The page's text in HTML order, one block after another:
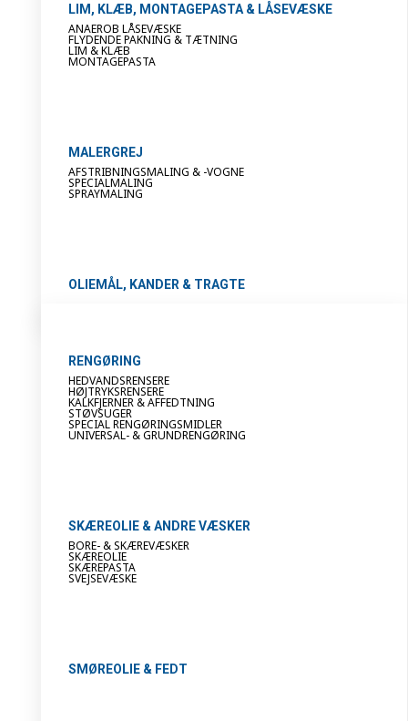
LIM, KLÆB, MONTAGEPASTA & LÅSEVÆSKE
ANAEROB LÅSEVÆSKE
FLYDENDE PAKNING & TÆTNING
LIM & KLÆB
MONTAGEPASTA
MALERGREJ
AFSTRIBNINGSMALING & -VOGNE
SPECIALMALING
SPRAYMALING
OLIEMÅL, KANDER & TRAGTE
RENGØRING
HEDVANDSRENSERE
HØJTRYKSRENSERE
KALKFJERNER & AFFEDTNING
STØVSUGER
SPECIAL RENGØRINGSMIDLER
UNIVERSAL- & GRUNDRENGØRING
SKÆREOLIE & ANDRE VÆSKER
BORE- & SKÆREVÆSKER
SKÆREOLIE
SKÆREPASTA
SVEJSEVÆSKE
SMØREOLIE & FEDT